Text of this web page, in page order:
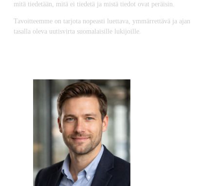
mitä tiedetään, mitä ei tiedetä ja mistä tiedot ovat peräisin.
Tavoitteemme on tarjota nopeasti luettava, ymmärrettävä ja ajan
tasalla oleva uutisvirta suomalaisille lukijoille.